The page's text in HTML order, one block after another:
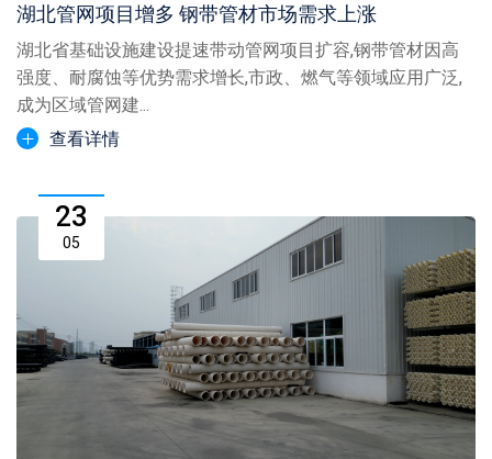
湖北管网项目增多 钢带管材市场需求上涨
湖北省基础设施建设提速带动管网项目扩容,钢带管材因高
强度、耐腐蚀等优势需求增长,市政、燃气等领域应用广泛,
成为区域管网建...
查看详情
23
05